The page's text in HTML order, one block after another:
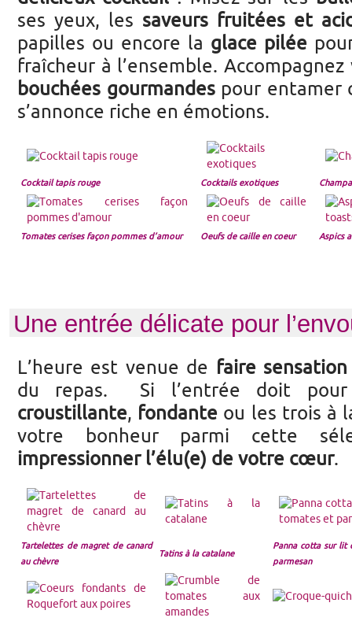
ses yeux, les saveurs fruitées et
papilles ou encore la glace pilée
fraîcheur à l’ensemble.
bouchées gourmandespour entamer
s’annonce riche en émotions.
Cocktail tapis rouge Cocktails exotiques
Tomates cerises façon pommes d’amour Oeufs de caille en coeur Aspics
Une entrée délicate pour
L’heure est venue de faire sensation
du repas. Si l’entrée doit
croustillante, fondante ou les trois à
votre bonheur parmi cette
impressionner l’élu(e) de votre cœur.
Tartelettes de magret de canard
au chèvre
Tatins à la catalane
Panna cotta sur lit
parmesan